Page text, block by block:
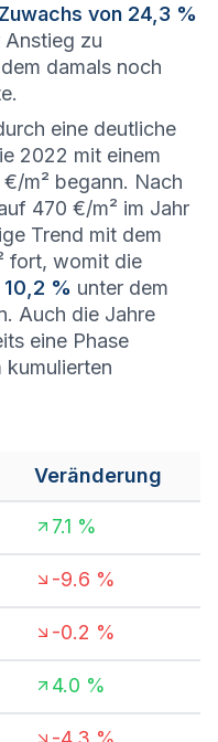
Zuwachs von 24,3 %
zu
damals noch
eine deutliche
2022 mit einem
m² begann. Nach
470 €/m² im Jahr
Trend mit dem
fort, womit die
10,2 % unter dem
Auch die Jahre
eine Phase
kumulierten
Veränderung
7.1 %
-9.6 %
-0.2 %
4.0 %